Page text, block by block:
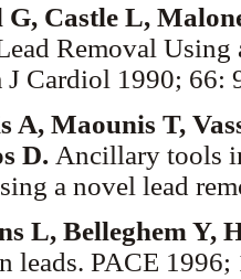
G, Castle L,
Removal
J Cardiol 1990; 66:
A, Maounis T,
D. Ancillary tools
a novel lead
L, Belleghem Y,
leads. PACE 1996;